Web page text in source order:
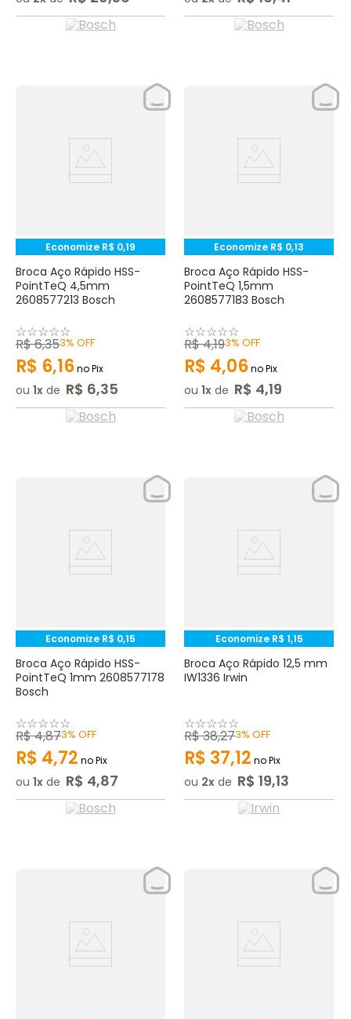
Economize R$ 0,19
Broca Aço Rápido HSS-
PointTeQ 4,5mm
2608577213 Bosch
☆☆☆☆☆
R$6,353% OFF
R$ 6,16no Pix
ou 1 de R$ 6,35
Economize R$ 0,13
Broca Aço Rápido HSS-
PointTeQ 1,5mm
2608577183 Bosch
☆☆☆☆☆
R$4,193% OFF
R$ 4,06no Pix
ou 1 de R$ 4,19
Economize R$ 0,15
Broca Aço Rápido HSS-
PointTeQ 1mm 2608577178
Bosch
☆☆☆☆☆
R$4,873% OFF
R$ 4,72 no Pix
ou 1 de R$ 4,87
Economize R$ 1,15
Broca Aço Rápido 12,5 mm
IW1336 Irwin
☆☆☆☆☆
R$38,273% OFF
R$ 37,12 no Pix
ou 2 de R$ 19,13